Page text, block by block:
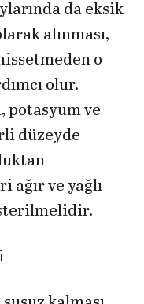
da eksik
alınması,
o
olur.
potasyum ve
düzeyde
ağır ve yağlı